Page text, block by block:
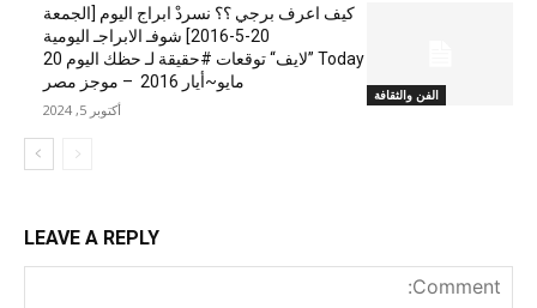
الفن والثقافة
كيف اعرف برجي ؟؟ نسردْ ابراج اليوم [الجمعة
20-5-2016] شوفـ الابراجـ اليومية
Today ”لايف“ توقعات #حقيقة لـ حظك اليوم 20
مايو~أيار 2016 – موجز مصر
أكتوبر 5, 2024
LEAVE A REPLY